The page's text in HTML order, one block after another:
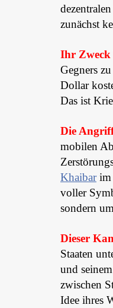
zunächst
Ihr Zweck
Gegners
Dollar
Das ist
Die
mobilen
Khaibarim
voller
sondern
Dieser
Staaten
und
zwischen
Idee ihres